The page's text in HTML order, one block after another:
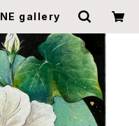
gallery